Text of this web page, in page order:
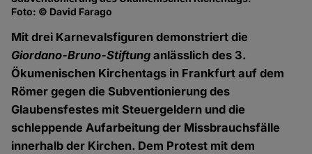
Foto: © David Farago
Mit drei Karnevalsfiguren demonstriert die
Giordano-Bruno-Stiftung anlässlich des 3.
Ökumenischen Kirchentags in Frankfurt auf dem
Römer gegen die Subventionierung des
Glaubensfestes mit Steuergeldern und die
schleppende Aufarbeitung der Missbrauchsfälle
innerhalb der Kirchen. Dem Protest mit dem